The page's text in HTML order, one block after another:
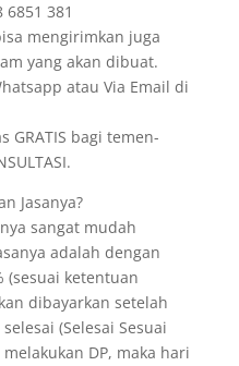
381
mengirimkan juga
yang akan dibuat.
atau Via Email di
GRATIS bagi temen-
Jasanya?
sangat mudah
adalah dengan
(sesuai ketentuan
dibayarkan setelah
(Selesai Sesuai
DP, maka hari